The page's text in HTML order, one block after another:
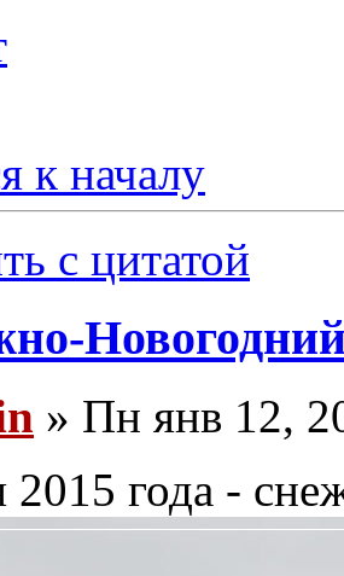
к началу
с цитатой
» Пн янв 12,
2015 года -